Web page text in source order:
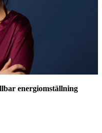
energiomställning